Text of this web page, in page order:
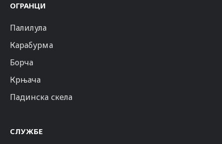
ОГРАНЦИ
Палилула
Карабурма
Борча
Крњача
Падинска скела
СЛУЖБЕ